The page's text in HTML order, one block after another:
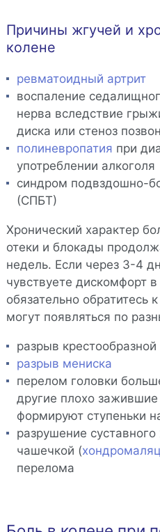
Причины жгучей и
колене
ревматоидный артрит
воспаление
нерва вследствие
диска или стеноз
полиневропатия при
употреблении алкоголя
синдром подвздошно-
(СПБТ)
Хронический характер
отеки и блокады
недель. Если через 3-4
чувствуете дискомфорт
обязательно обратитесь
могут появляться по
разрыв крестообразной
разрыв мениска
перелом головки
другие плохо
формируют ступеньки
разрушение
чашечкой (
перелома